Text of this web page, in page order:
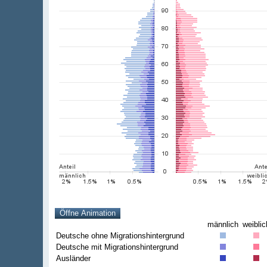
männlich
Deutsche ohne Migrationshintergrund
Deutsche mit Migrationshintergrund
Ausländer